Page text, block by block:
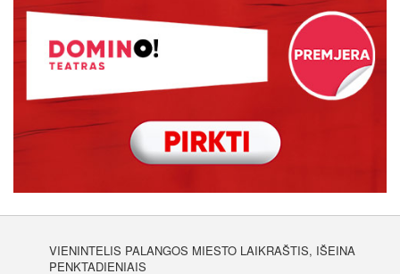
VIENINTELIS PALANGOS MIESTO LAIKRAŠTIS, IŠEINA
PENKTADIENIAIS